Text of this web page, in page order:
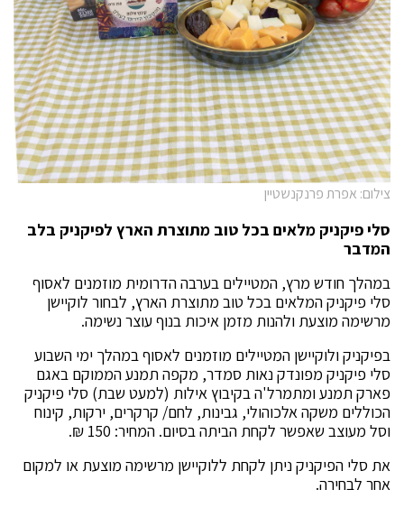
צילום: אפרת פרנקנשטיין
סלי פיקניק מלאים בכל טוב מתוצרת הארץ לפיקניק בלב
המדבר
במהלך חודש מרץ, המטיילים בערבה הדרומית מוזמנים לאסוף
סלי פיקניק המלאים בכל טוב מתוצרת הארץ, לבחור לוקיישן
מרשימה מוצעת ולהנות מזמן איכות בנוף עוצר נשימה.
בפיקניק ולוקיישן המטיילים מוזמנים לאסוף במהלך ימי השבוע
סלי פיקניק מפונדק נאות סמדר, מקפה תמנע הממוקם באגם
פארק תמנע ומתמרל'ה בקיבוץ אילות (למעט שבת) סלי פיקניק
הכוללים משקה אלכוהולי, גבינות, לחם/ קרקרים, ירקות, קינוח
וסל מעוצב שאפשר לקחת הביתה בסיום. המחיר: 150 ₪.
את סלי הפיקניק ניתן לקחת ללוקיישן מרשימה מוצעת או למקום
אחר לבחירה.